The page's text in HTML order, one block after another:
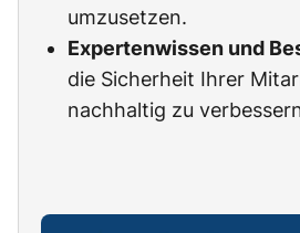
umzusetzen.
Expertenwissen und
die Sicherheit Ihrer
nachhaltig zu